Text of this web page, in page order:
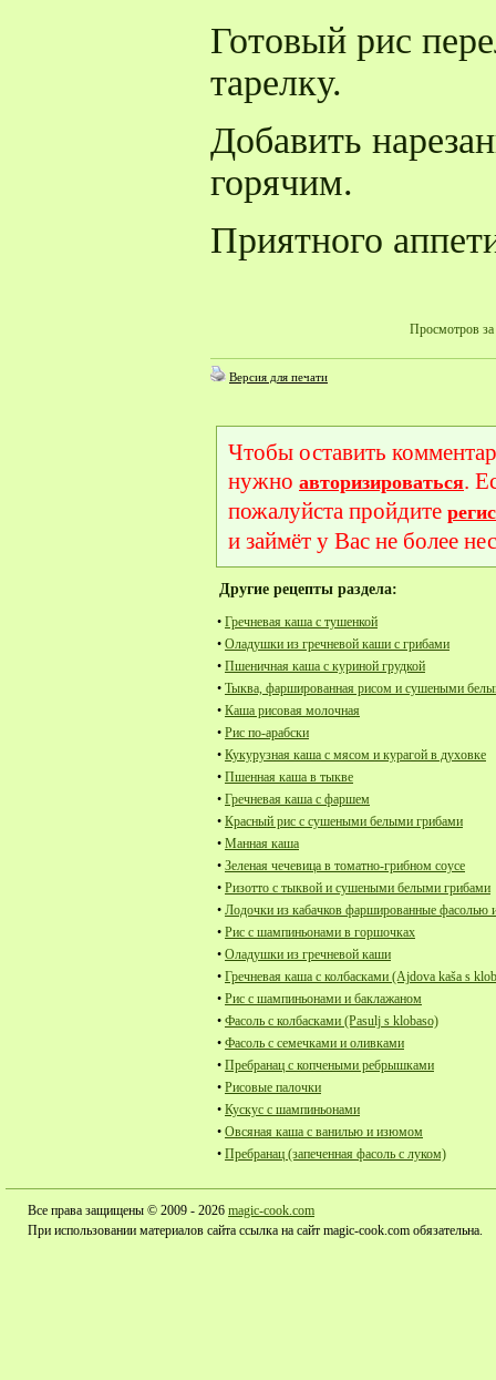
Готовый рис
тарелку.
Добавить
горячим.
Приятного
Просмотров за
Версия для печати
Чтобы оставить
нужно авторизироваться.
пожалуйста пройдите
и займёт у Вас не более
Другие рецепты раздела:
• Гречневая каша с тушенкой
• Оладушки из гречневой каши с грибами
• Пшеничная каша с куриной грудкой
• Тыква, фаршированная рисом и сушеными
• Каша рисовая молочная
• Рис по-арабски
• Кукурузная каша с мясом и курагой в духовке
• Пшенная каша в тыкве
• Гречневая каша с фаршем
• Красный рис с сушеными белыми грибами
• Манная каша
• Зеленая чечевица в томатно-грибном соусе
• Ризотто с тыквой и сушеными белыми грибами
• Лодочки из кабачков фаршированные фасолью
• Рис с шампиньонами в горшочках
• Оладушки из гречневой каши
• Гречневая каша с колбасками (Ajdova kaša s
• Рис с шампиньонами и баклажаном
• Фасоль с колбасками (Pasulj s klobaso)
• Фасоль с семечками и оливками
• Пребранац с копчеными ребрышками
• Рисовые палочки
• Кускус с шампиньонами
• Овсяная каша с ванилью и изюмом
• Пребранац (запеченная фасоль с луком)
Все права защищены © 2009 - 2026 magic-cook.com
При использовании материалов сайта ссылка на сайт magic-cook.com обязательна.